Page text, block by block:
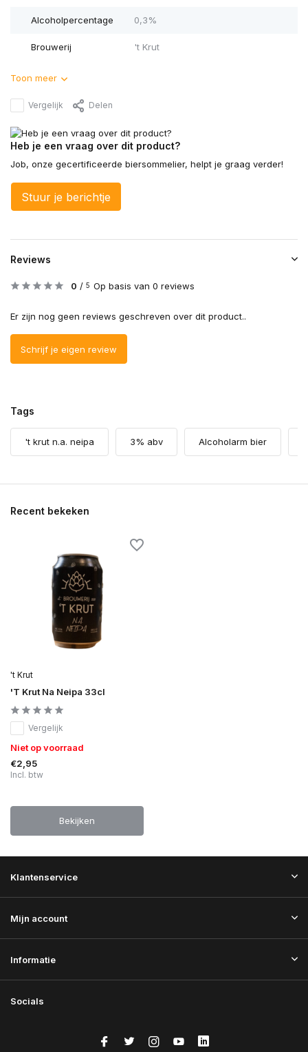
Alcoholpercentage 0,3%
Brouwerij 't Krut
Toon meer
Vergelijk Delen
Heb je een vraag over dit product?
Job, onze gecertificeerde biersommelier, helpt je graag verder!
Stuur je berichtje
Reviews
0 / 5 Op basis van 0 reviews
Er zijn nog geen reviews geschreven over dit product..
Schrijf je eigen review
Tags
't krut n.a. neipa 3% abv Alcoholarm bier
Recent bekeken
't Krut
'T Krut Na Neipa 33cl
Vergelijk
Niet op voorraad
€2,95
Incl. btw
Bekijken
Klantenservice
Mijn account
Informatie
Socials